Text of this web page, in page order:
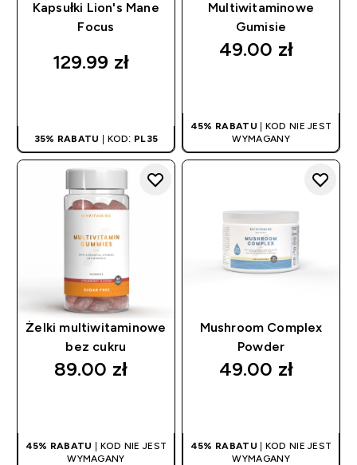
Kapsułki Lion's Mane
Focus
129.99 zł‎
35% RABATU | KOD: PL35
Multiwitaminowe
Gumisie
49.00 zł‎
45% RABATU | KOD NIE JEST
WYMAGANY
Żelki multiwitaminowe
bez cukru
89.00 zł‎
45% RABATU | KOD NIE JEST
WYMAGANY
Mushroom Complex
Powder
49.00 zł‎
45% RABATU | KOD NIE JEST
WYMAGANY